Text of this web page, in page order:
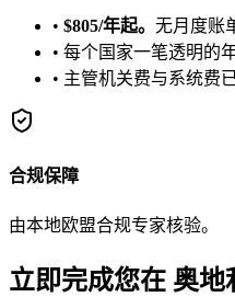
• $805/年起。 无月度账
• 每个国家一笔透明的
• 主管机关费与系统费
合规保障
由本地欧盟合规专家核验。
立即完成您在 奥地